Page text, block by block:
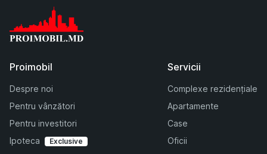
Proimobil
Despre noi
Pentru vânzători
Pentru investitori
Ipoteca
Exclusive
Servicii
Complexe rezidențiale
Apartamente
Case
Oficii